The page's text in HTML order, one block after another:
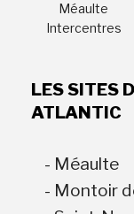
Méaulte
Intercentres
LES SITES
ATLANTIC
- Méaulte
- Montoir